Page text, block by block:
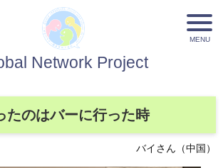
Network Project
たのはバーに行った時
バイさん（中国）